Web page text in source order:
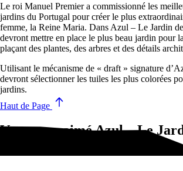
Le roi Manuel Premier a commissionné les
jardins du Portugal pour créer le plus
femme, la Reine Maria. Dans Azul – Le Jardin
devront mettre en place le plus beau jardin pour
plaçant des plantes, des arbres et des détails
Utilisant le mécanisme de « draft » signature
devront sélectionner les tuiles les plus colorées
jardins.
Haut de Page
Vous avez aimé Azul – Le